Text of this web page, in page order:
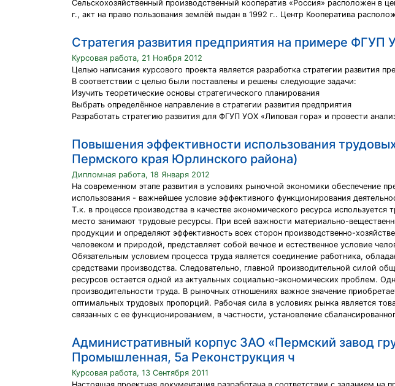
Сельскохозяйственный производственный кооператив «Россия» расположен в
г., акт на право пользования землёй выдан в 1992 г.. Центр Кооператива
Стратегия развития предприятия на примере ФГУП
Курсовая работа, 21 Ноября 2012
Целью написания курсового проекта является разработка стратегии развития
В соответствии с целью были поставлены и решены следующие задачи:
Изучить теоретические основы стратегического планирования
Выбрать определённое направление в стратегии развития предприятия
Разработать стратегию развития для ФГУП УОХ «Липовая гора» и провести
Повышения эффективности использования
Пермского края Юрлинского района)
Дипломная работа, 18 Января 2012
На современном этапе развития в условиях рыночной экономики обеспечение
использования - важнейшее условие эффективного функционирования
Т.к. в процессе производства в качестве экономического ресурса
место занимают трудовые ресурсы. При всей важности материально-
продукции и определяют эффективность всех сторон производственно-
человеком и природой, представляет собой вечное и естественное условие
Обязательным условием процесса труда является соединение работника,
средствами производства. Следовательно, главной производительной силой
ресурсов остается одной из актуальных социально-экономических проблем.
производительности труда. В рыночных отношениях важное значение
оптимальных трудовых пропорций. Рабочая сила в условиях рынка является
связанных с ее функционированием, в частности, установление
Административный корпус ЗАО «Пермский завод
Промышленная, 5а Реконструкция ч
Курсовая работа, 13 Сентября 2011